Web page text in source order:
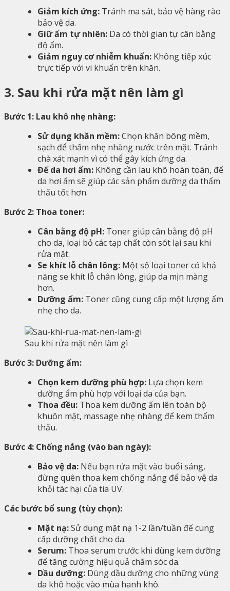
Giảm kích ứng: Tránh ma sát, bảo vệ hàng rào
bảo vệ da.
Giữ ẩm tự nhiên: Da có thời gian tự cân bằng
độ ẩm.
Giảm nguy cơ nhiễm khuẩn: Không tiếp xúc
trực tiếp với vi khuẩn trên khăn.
3. Sau khi rửa mặt nên làm gì
Bước 1: Lau khô nhẹ nhàng:
Sử dụng khăn mềm:Chọn khăn bông mềm,
sạch để thấm nhẹ nhàng nước trên mặt. Tránh
chà xát mạnh vì có thể gây kích ứng da.
Để da hơi ẩm: Không cần lau khô hoàn toàn, để
da hơi ẩm sẽ giúp các sản phẩm dưỡng da thẩm
thấu tốt hơn.
Bước 2: Thoa toner:
Cân bằng độ pH: Toner giúp cân bằng độ pH
cho da, loại bỏ các tạp chất còn sót lại sau khi
rửa mặt.
Se khít lỗ chân lông: Một số loại toner có khả
năng se khít lỗ chân lông, giúp da mịn màng
hơn.
Dưỡng ẩm: Toner cũng cung cấp một lượng ẩm
nhẹ cho da.
Sau khi rửa mặt nên làm gì
Bước 3: Dưỡng ẩm:
Chọn kem dưỡng phù hợp: Lựa chọn kem
dưỡng ẩm phù hợp với loại da của bạn.
Thoa đều: Thoa kem dưỡng ẩm lên toàn bộ
khuôn mặt, massage nhẹ nhàng để kem thẩm
thấu.
Bước 4: Chống nắng (vào ban ngày):
Bảo vệ da: Nếu bạn rửa mặt vào buổi sáng,
đừng quên thoa kem chống nắng để bảo vệ da
khỏi tác hại của tia UV.
Các bước bổ sung (tùy chọn):
Mặt nạ:Sử dụng mặt nạ 1-2 lần/tuần để cung
cấp dưỡng chất cho da.
Serum: Thoa serum trước khi dùng kem dưỡng
để tăng cường hiệu quả chăm sóc da.
Dầu dưỡng: Dùng dầu dưỡng cho những vùng
da khô hoặc vào mùa hanh khô.